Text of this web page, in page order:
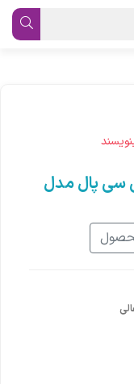
۱۶ جی سی پال مدل